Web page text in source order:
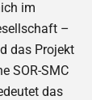
im
–
das Projekt
SOR-SMC
das